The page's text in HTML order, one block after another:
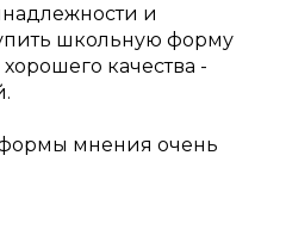
и
школьную форму
качества -
мнения очень